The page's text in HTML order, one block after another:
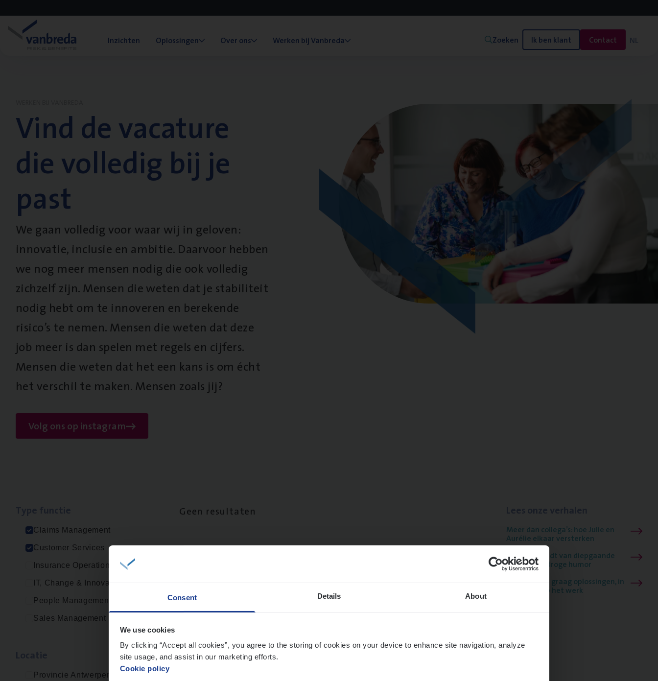
Consent Details About
We use cookies
By clicking “Accept all cookies”, you agree to the storing of cookies on your device to enhance site navigation, analyze
site usage, and assist in our marketing efforts.
Cookie policy
Inzichten Oplossingen Over ons Werken bij Vanbreda Zoeken Ik ben klant Contact NL
Vind de vacature
die volledig bij je
past
We gaan volledig voor waar wij in geloven:
innovatie, inclusie en ambitie. Daarvoor hebben
we nog meer mensen nodig die ook volledig
zichzelf zijn. Mensen die weten dat je stabiliteit
nodig hebt om te innoveren en berekende
risico’s te nemen. Mensen die weten dat deze
job meer is dan spelen met regels en cijfers.
Mensen die weten dat het een kans is om écht
het verschil te maken. Mensen zoals jij?
Volg ons op instagram
Claims Management
Customer Services
Insurance Operations
IT, Change & Innovation
People Management
Sales Management
Provincie Antwerpen
Geen resultaten
Meer dan collega’s: hoe Julie en
Aurélie elkaar versterken
Mathias houdt van diepgaande
dossiers én droge humor
Thalia zoekt graag oplossingen, in
games én op het werk